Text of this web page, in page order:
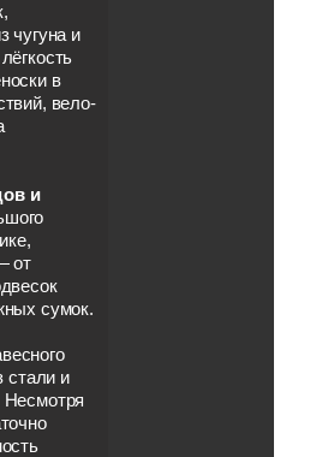
чугуна и
в
вело-
и
от
сумок.
стали и
Несмотря